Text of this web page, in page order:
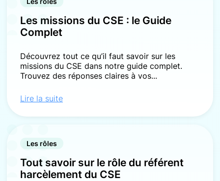
Les missions du CSE : le Guide
Complet
Découvrez tout ce qu’il faut savoir sur les
missions du CSE dans notre guide complet.
Trouvez des réponses claires à vos...
Lire la suite
Les rôles
Tout savoir sur le rôle du référent
harcèlement du CSE